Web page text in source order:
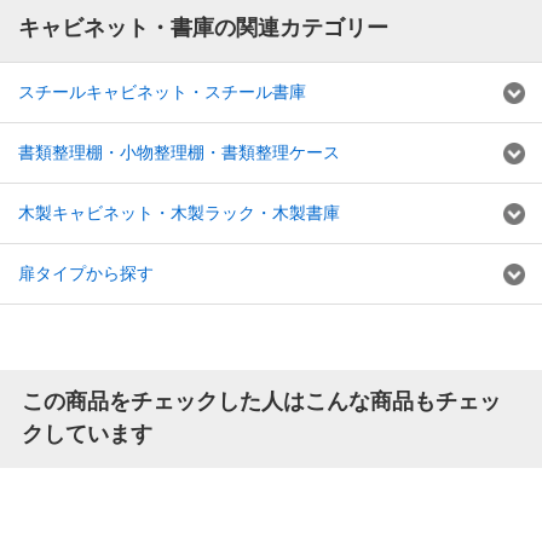
キャビネット・書庫の関連カテゴリー
スチールキャビネット・スチール書庫
書類整理棚・小物整理棚・書類整理ケース
木製キャビネット・木製ラック・木製書庫
扉タイプから探す
この商品をチェックした人はこんな商品もチェッ
クしています